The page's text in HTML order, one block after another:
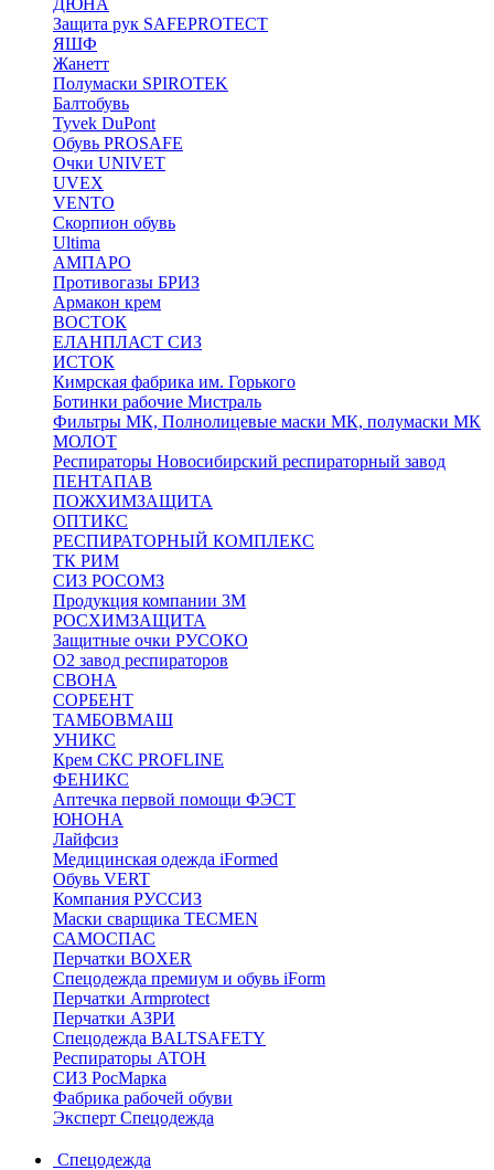
ДЮНА
Защита рук SAFEPROTECT
ЯШФ
Жанетт
Полумаски SPIROTEK
Балтобувь
Tyvek DuPont
Обувь PROSAFE
Очки UNIVET
UVEX
VENTO
Скорпион обувь
Ultima
АМПАРО
Противогазы БРИЗ
Армакон крем
ВОСТОК
ЕЛАНПЛАСТ СИЗ
ИСТОК
Кимрская фабрика им. Горького
Ботинки рабочие Мистраль
Фильтры МК, Полнолицевые маски МК, полумаски МК
МОЛОТ
Респираторы Новосибирский респираторный завод
ПЕНТАПАВ
ПОЖХИМЗАЩИТА
ОПТИКС
РЕСПИРАТОРНЫЙ КОМПЛЕКС
ТК РИМ
СИЗ РОСОМЗ
Продукция компании 3M
РОСХИМЗАЩИТА
Защитные очки РУСОКО
О2 завод респираторов
СВОНА
СОРБЕНТ
ТАМБОВМАШ
УНИКС
Крем СКС PROFLINE
ФЕНИКС
Аптечка первой помощи ФЭСТ
ЮНОНА
Лайфсиз
Медицинская одежда iFormed
Обувь VERT
Компания РУССИЗ
Маски сварщика TECMEN
САМОСПАС
Перчатки BOXER
Спецодежда премиум и обувь iForm
Перчатки Armprotect
Перчатки АЗРИ
Спецодежда BALTSAFETY
Респираторы АТОН
СИЗ РосМарка
Фабрика рабочей обуви
Эксперт Спецодежда
Спецодежда